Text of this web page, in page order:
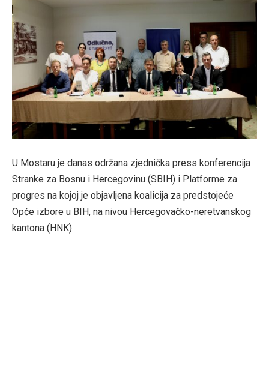
U Mostaru je danas održana zjednička press konferencija
Stranke za Bosnu i Hercegovinu (SBIH) i Platforme za
progres na kojoj je objavljena koalicija za predstojeće
Opće izbore u BIH, na nivou Hercegovačko-neretvanskog
kantona (HNK).